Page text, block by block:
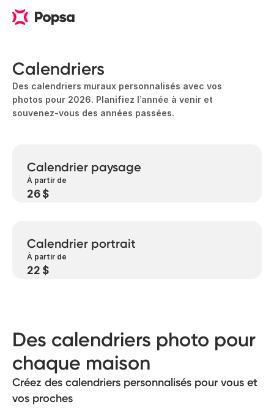
Calendriers
Des calendriers muraux personnalisés avec vos
photos pour 2026. Planifiez l’année à venir et
souvenez-vous des années passées.
Calendrier paysage
À partir de
26 $
Calendrier portrait
À partir de
22 $
Des calendriers photo pour
chaque maison
Créez des calendriers personnalisés pour vous et
vos proches